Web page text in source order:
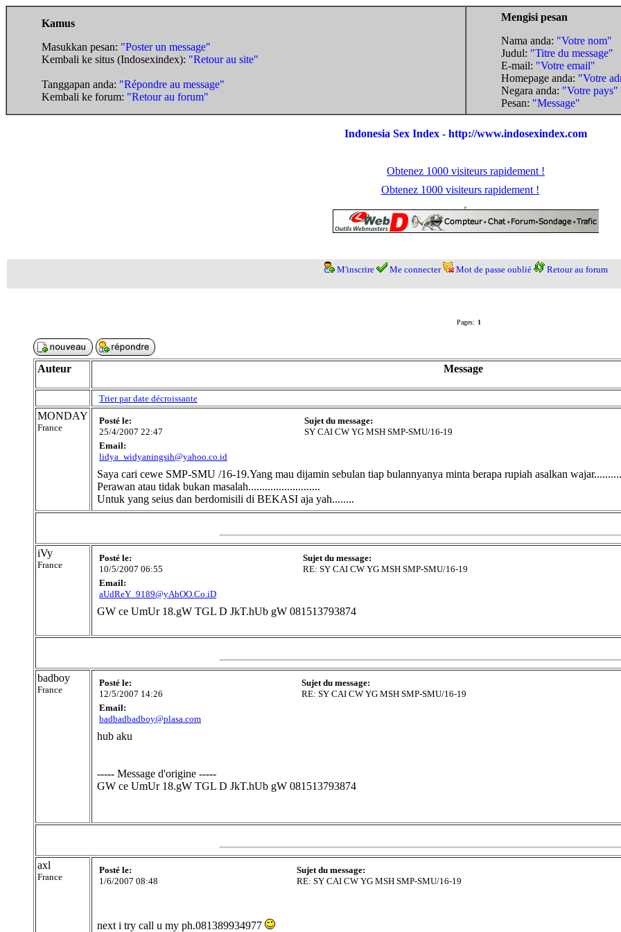
Kamus
Masukkan pesan: "Poster un message"
Kembali ke situs (Indosexindex): "Retour au site"
Tanggapan anda: "Répondre au message"
Kembali ke forum: "Retour au forum"
Mengisi pesan
Nama anda: "Votre nom"
Judul: "Titre du message"
E-mail: "Votre email"
Homepage anda: "Votre
Negara anda: "Votre pays"
Pesan: "Message"
Indonesia Sex Index - http://www.indosexindex.com
Obtenez 1000 visiteurs rapidement !
Obtenez 1000 visiteurs rapidement !
M'inscrire Me connecter Mot de passe oublié Retour au forum
Pages: 1
Auteur Message
Trier par date décroissante
MONDAY
France
Posté le:
25/4/2007 22:47
Sujet du message:
SY CAI CW YG MSH SMP-SMU/16-19
Email:
lidya_widyaningsih@yahoo.co.id
Saya cari cewe SMP-SMU /16-19.Yang mau dijamin sebulan tiap bulannyanya minta berapa rupiah asalkan
Perawan atau tidak bukan masalah..........................
Untuk yang seius dan berdomisili di BEKASI aja yah........
iVy
France
Posté le:
10/5/2007 06:55
Sujet du message:
RE: SY CAI CW YG MSH SMP-SMU/16-19
Email:
aUdReY_9189@yAhOO.Co.iD
GW ce UmUr 18.gW TGL D JkT.hUb gW 081513793874
badboy
France
Posté le:
12/5/2007 14:26
Sujet du message:
RE: SY CAI CW YG MSH SMP-SMU/16-19
Email:
badbadbadboy@plasa.com
hub aku
----- Message d'origine -----
GW ce UmUr 18.gW TGL D JkT.hUb gW 081513793874
axl
France
Posté le:
1/6/2007 08:48
Sujet du message:
RE: SY CAI CW YG MSH SMP-SMU/16-19
next i try call u my ph.081389934977